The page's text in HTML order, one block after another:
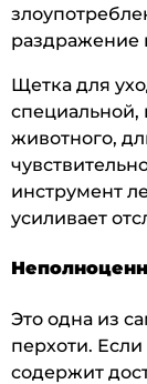
Щетка для
животного,
инструмент
усиливает
Это одна из
перхоти.
содержит